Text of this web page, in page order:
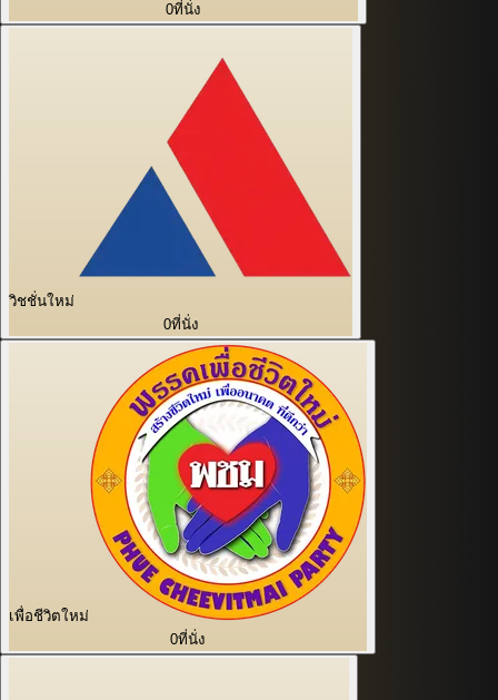
0ที่นั่ง
วิชชั่นใหม่
0ที่นั่ง
เพื่อชีวิตใหม่
0ที่นั่ง